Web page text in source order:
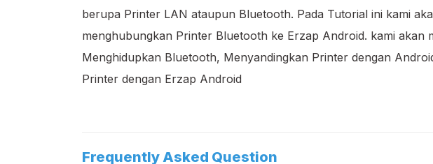
berupa Printer LAN ataupun Bluetooth. Pada Tutorial ini kami
menghubungkan Printer Bluetooth ke Erzap Android. kami akan
Menghidupkan Bluetooth, Menyandingkan Printer dengan
Printer dengan Erzap Android
Frequently Asked Question